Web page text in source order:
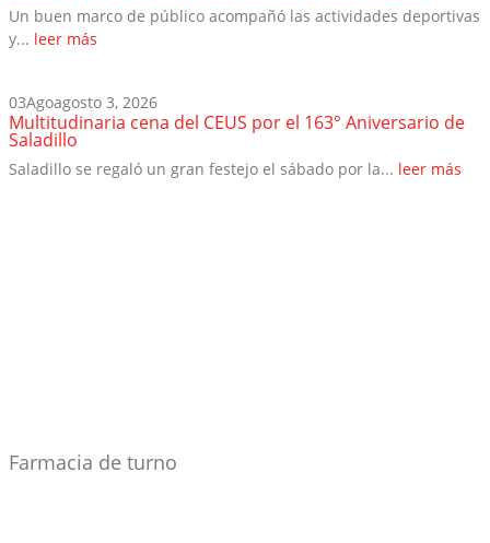
Un buen marco de público acompañó las actividades deportivas
y... leer más
03Agoagosto 3, 2026
Multitudinaria cena del CEUS por el 163° Aniversario de
Saladillo
Saladillo se regaló un gran festejo el sábado por la... leer más
Farmacia de turno